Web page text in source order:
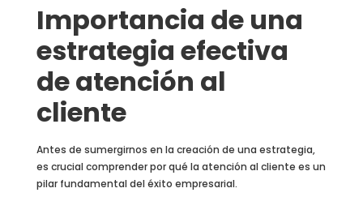
Importancia de una
estrategia efectiva
de atención al
cliente
Antes de sumergirnos en la creación de una estrategia,
es crucial comprender por qué la atención al cliente es un
pilar fundamental del éxito empresarial.